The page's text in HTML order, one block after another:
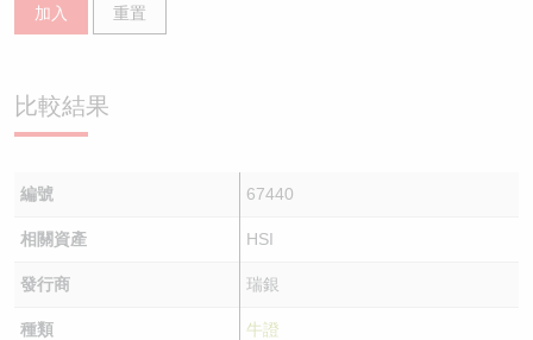
加入 重置
比較結果
編號 67440
相關資產 HSI
發行商 瑞銀
種類 牛證